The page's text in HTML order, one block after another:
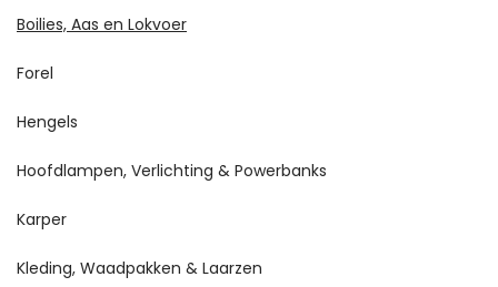
Boilies, Aas en Lokvoer
Forel
Hengels
Hoofdlampen, Verlichting & Powerbanks
Karper
Kleding, Waadpakken & Laarzen